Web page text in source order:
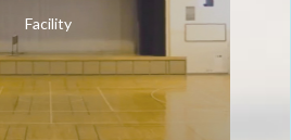
Facility